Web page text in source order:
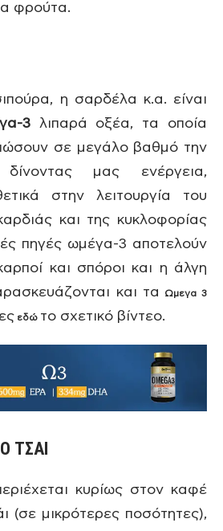
φρούτα.
η σαρδέλα κ.α. είναι
3λιπαρά οξέα, τα οποία
σε μεγάλο βαθμό την
μας ενέργεια,
στην λειτουργία του
και της κυκλοφορίας
πηγές ωμέγα-3 αποτελούν
και σπόροι και η άλγη
και τα
Ωμεγα 3
εδώ το σχετικό βίντεο.
ΤΣΑΙ
κυρίως στον καφέ
(σε μικρότερες ποσότητες),